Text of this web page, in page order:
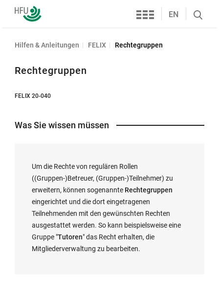
Hochschule
Furtwangen
Services
EN
Search
Hilfen & Anleitungen FELIX Rechtegruppen
Rechtegruppen
FELIX 20-040
Was Sie wissen müssen
Um die Rechte von regulären Rollen
((Gruppen-)Betreuer, (Gruppen-)Teilnehmer) zu
erweitern, können sogenannte Rechtegruppen
eingerichtet und die dort eingetragenen
Teilnehmenden mit den gewünschten Rechten
ausgestattet werden. So kann beispielsweise eine
Gruppe "Tutoren" das Recht erhalten, die
Mitgliederverwaltung zu bearbeiten.